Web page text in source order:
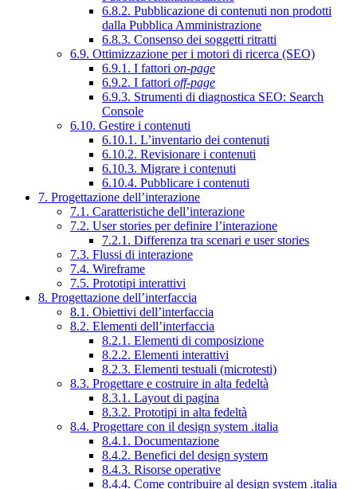
6.8.2. Pubblicazione di contenuti non prodotti
dalla Pubblica Amministrazione
6.8.3. Consenso dei soggetti ritratti
6.9. Ottimizzazione per i motori di ricerca (SEO)
6.9.1. I fattori on-page
6.9.2. I fattori off-page
6.9.3. Strumenti di diagnostica SEO: Search
Console
6.10. Gestire i contenuti
6.10.1. L’inventario dei contenuti
6.10.2. Revisionare i contenuti
6.10.3. Migrare i contenuti
6.10.4. Pubblicare i contenuti
7. Progettazione dell’interazione
7.1. Caratteristiche dell’interazione
7.2. User stories per definire l’interazione
7.2.1. Differenza tra scenari e user stories
7.3. Flussi di interazione
7.4. Wireframe
7.5. Prototipi interattivi
8. Progettazione dell’interfaccia
8.1. Obiettivi dell’interfaccia
8.2. Elementi dell’interfaccia
8.2.1. Elementi di composizione
8.2.2. Elementi interattivi
8.2.3. Elementi testuali (microtesti)
8.3. Progettare e costruire in alta fedeltà
8.3.1. Layout di pagina
8.3.2. Prototipi in alta fedeltà
8.4. Progettare con il design system .italia
8.4.1. Documentazione
8.4.2. Benefici del design system
8.4.3. Risorse operative
8.4.4. Come contribuire al design system .italia